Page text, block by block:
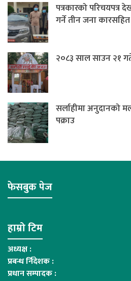
पत्रकारको
गर्ने तीन जना
२०८३ साल साउन २१
सर्लाहीमा अनुदानको
पक्राउ
फेसबुक पेज
हाम्रो टिम
अध्यक्ष :
प्रबन्ध र्निदेशक :
प्रधान सम्पादक :